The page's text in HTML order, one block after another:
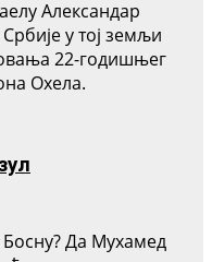
Александар
у тој земљи
22-годишњег
Охела.
Босну? Да Мухамед